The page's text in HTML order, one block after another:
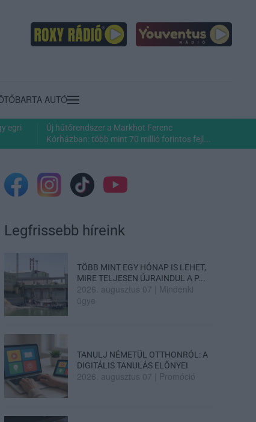
BARTA AUTÓ
egri
Új hűtőrendszer a Markhot Ferenc
Kórházban: több mint 70 millió forintos fejl...
Legfrissebb híreink
TÖBB MINT EGY HÓNAP IS LEHET,
MIRE TELJESEN ÚJRAINDUL A P...
2026. augusztus 07
Mindenki
ügye
TANULJ NÉMETÜL OTTHONRÓL: A
DIGITÁLIS TANULÁS ELŐNYEI
2026. augusztus 07 Promóció